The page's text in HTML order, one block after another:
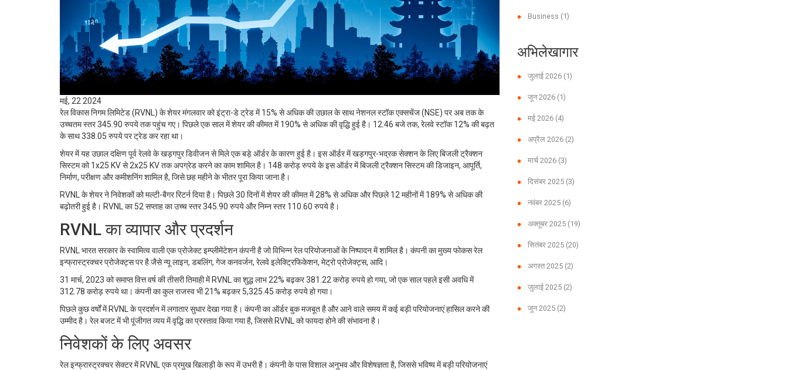
मई, 22 2024
रेल विकास निगम लिमिटेड (RVNL) के शेयर मंगलवार को इंट्रा-डे ट्रेड में 15% से अधिक की उछाल के साथ नेशनल स्टॉक एक्सचेंज (NSE) पर अब तक के
उच्चतम स्तर 345.90 रुपये तक पहुंच गए। पिछले एक साल में शेयर की कीमत में 190% से अधिक की वृद्धि हुई है। 12:46 बजे तक, रेलवे स्टॉक 12% की बढ़त
के साथ 338.05 रुपये पर ट्रेड कर रहा था।
शेयर में यह उछाल दक्षिण पूर्व रेलवे के खड़गपुर डिवीजन से मिले एक बड़े ऑर्डर के कारण हुई है। इस ऑर्डर में खड़गपुर-भद्रक सेक्शन के लिए बिजली ट्रैक्शन
सिस्टम को 1x25 KV से 2x25 KV तक अपग्रेड करने का काम शामिल है। 148 करोड़ रुपये के इस ऑर्डर में बिजली ट्रैक्शन सिस्टम की डिजाइन, आपूर्ति,
निर्माण, परीक्षण और कमीशनिंग शामिल है, जिसे छह महीने के भीतर पूरा किया जाना है।
RVNL के शेयर ने निवेशकों को मल्टी-बैगर रिटर्न दिया है। पिछले 30 दिनों में शेयर की कीमत में 28% से अधिक और पिछले 12 महीनों में 189% से अधिक की
बढ़ोतरी हुई है। RVNL का 52 सप्ताह का उच्च स्तर 345.90 रुपये और निम्न स्तर 110.60 रुपये है।
RVNL का व्यापार और प्रदर्शन
RVNL भारत सरकार के स्वामित्व वाली एक प्रोजेक्ट इम्प्लीमेंटेशन कंपनी है जो विभिन्न रेल परियोजनाओं के निष्पादन में शामिल है। कंपनी का मुख्य फोकस रेल
इन्फ्रास्ट्रक्चर प्रोजेक्ट्स पर है जैसे न्यू लाइन, डबलिंग, गेज कनवर्जन, रेलवे इलेक्ट्रिफिकेशन, मेट्रो प्रोजेक्ट्स, आदि।
31 मार्च, 2023 को समाप्त वित्त वर्ष की तीसरी तिमाही में RVNL का शुद्ध लाभ 22% बढ़कर 381.22 करोड़ रुपये हो गया, जो एक साल पहले इसी अवधि में
312.78 करोड़ रुपये था। कंपनी का कुल राजस्व भी 21% बढ़कर 5,325.45 करोड़ रुपये हो गया।
पिछले कुछ वर्षों में RVNL के प्रदर्शन में लगातार सुधार देखा गया है। कंपनी का ऑर्डर बुक मजबूत है और आने वाले समय में कई बड़ी परियोजनाएं हासिल करने की
उम्मीद है। रेल बजट में भी पूंजीगत व्यय में वृद्धि का प्रस्ताव किया गया है, जिससे RVNL को फायदा होने की संभावना है।
निवेशकों के लिए अवसर
रेल इन्फ्रास्ट्रक्चर सेक्टर में RVNL एक प्रमुख खिलाड़ी के रूप में उभरी है। कंपनी के पास विशाल अनुभव और विशेषज्ञता है, जिससे भविष्य में बड़ी परियोजनाएं
Business (1)
अभिलेखागार
जुलाई 2026 (1)
जून 2026 (1)
मई 2026 (4)
अप्रैल 2026 (2)
मार्च 2026 (3)
दिसंबर 2025 (3)
नवंबर 2025 (6)
अक्तूबर 2025 (19)
सितंबर 2025 (20)
अगस्त 2025 (2)
जुलाई 2025 (2)
जून 2025 (2)